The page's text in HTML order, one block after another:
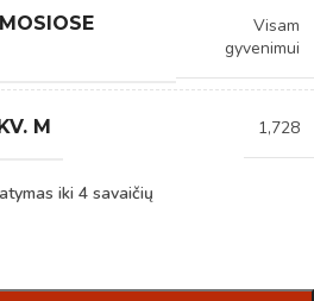
Visam
gyvenimui
M 1,728
iki 4 savaičių